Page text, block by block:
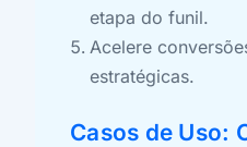
etapa do funil.
Acelere
estratégicas.
Casos de Uso: